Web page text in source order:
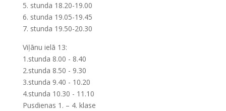
5. stunda 18.20-19.00
6. stunda 19.05-19.45
7. stunda 19.50-20.30
Viļānu ielā 13:
1.stunda 8.00 - 8.40
2.stunda 8.50 - 9.30
3.stunda 9.40 - 10.20
4.stunda 10.30 - 11.10
Pusdienas 1. – 4. klase